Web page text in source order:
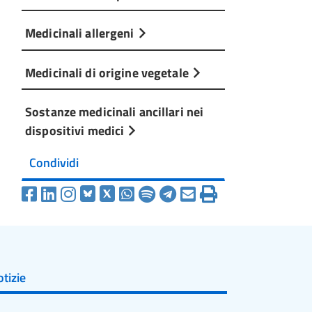
Medicinali allergeni
Medicinali di origine vegetale
Sostanze medicinali ancillari nei
dispositivi medici
Condividi